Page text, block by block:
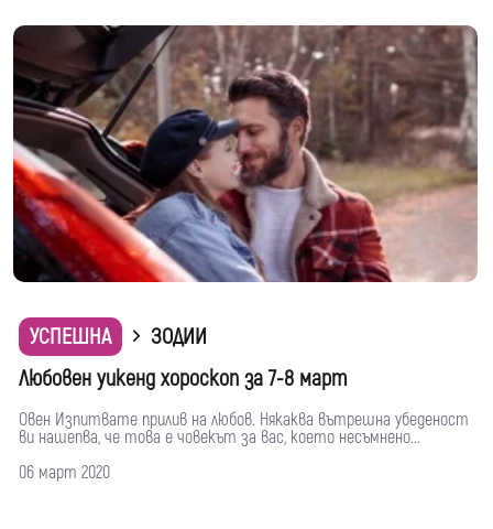
УСПЕШНА
ЗОДИИ
Любовен уикенд хороскоп за 7-8 март
Овен Изпитвате прилив на любов. Някаква вътрешна убеденост
ви нашепва, че това е човекът за вас, което несъмнено...
06 март 2020